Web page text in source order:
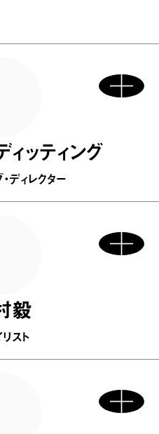
ッティング
ディレクター
毅
スト